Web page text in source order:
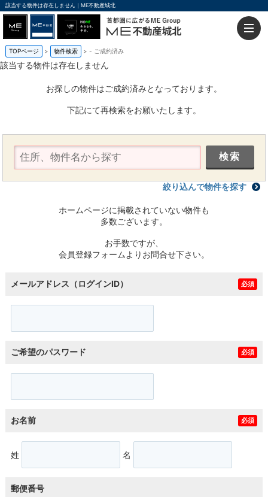
該当する物件は存在しません｜ME不動産城北
TOPページ 物件検索 - ご成約済み
該当する物件は存在しません
お探しの物件はご成約済みとなっております。
下記にて再検索をお願いたします。
絞り込んで物件を探す
ホームページに掲載されていない物件も
多数ございます。
お手数ですが、
会員登録フォームよりお問合せ下さい。
メールアドレス（ログインID） 必須
ご希望のパスワード 必須
お名前 必須
姓 名
郵便番号